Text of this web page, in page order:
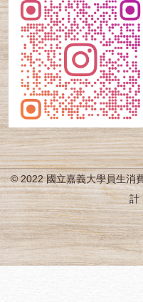
© 2022 國立嘉義大學員生
計